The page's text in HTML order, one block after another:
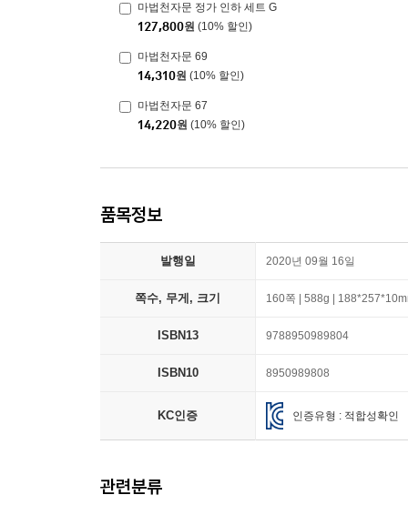
마법천자문 정가 인하 세트 G
127,800원 (10% 할인)
마법천자문 69
14,310원 (10% 할인)
마법천자문 67
14,220원 (10% 할인)
품목정보
발행일 2020년 09월 16일
쪽수, 무게, 크기 160쪽 | 588g |
ISBN13 9788950989804
ISBN10 8950989808
KC인증 인증유형 : 적합성확인
관련분류